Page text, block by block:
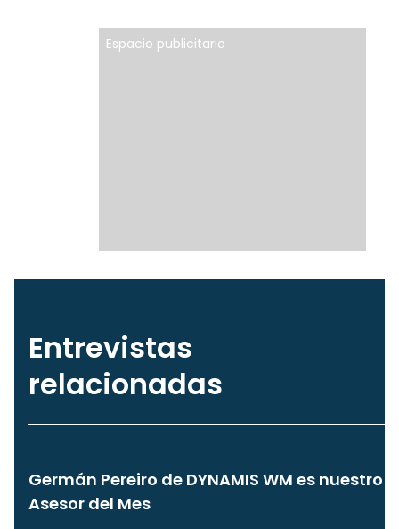
Espacio publicitario
Entrevistas
relacionadas
Germán Pereiro de DYNAMIS WM es nuestro
Asesor del Mes